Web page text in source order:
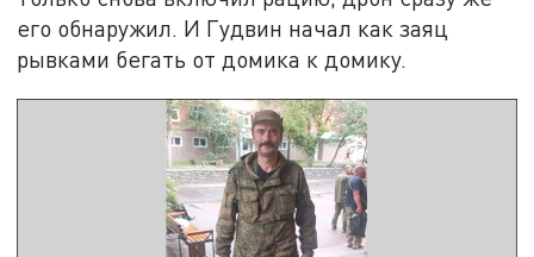
его обнаружил. И Гудвин начал как заяц
рывками бегать от домика к домику.